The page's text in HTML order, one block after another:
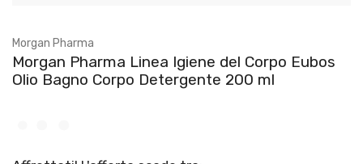
Morgan Pharma
Morgan Pharma Linea Igiene del Corpo Eubos
Olio Bagno Corpo Detergente 200 ml